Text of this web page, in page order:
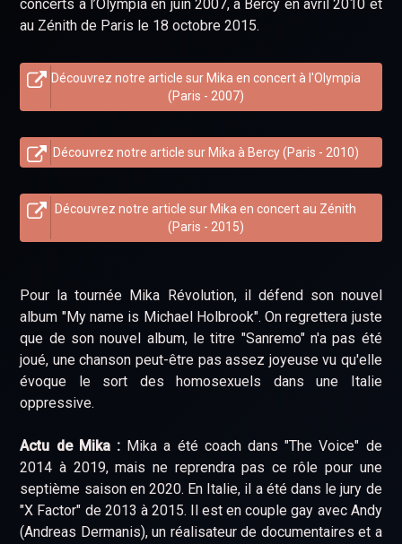
concerts à l’Olympia en juin 2007, à Bercy en avril 2010 et
au Zénith de Paris le 18 octobre 2015.
Découvrez notre article sur Mika en concert à l'Olympia
(Paris - 2007)
Découvrez notre article sur Mika à Bercy (Paris - 2010)
Découvrez notre article sur Mika en concert au Zénith
(Paris - 2015)
Pour la tournée Mika Révolution, il défend son nouvel
album "My name is Michael Holbrook". On regrettera juste
que de son nouvel album, le titre "Sanremo" n'a pas été
joué, une chanson peut-être pas assez joyeuse vu qu'elle
évoque le sort des homosexuels dans une Italie
oppressive.
Actu de Mika : Mika a été coach dans "The Voice" de
2014 à 2019, mais ne reprendra pas ce rôle pour une
septième saison en 2020. En Italie, il a été dans le jury de
"X Factor" de 2013 à 2015. Il est en couple gay avec Andy
(Andreas Dermanis), un réalisateur de documentaires et a